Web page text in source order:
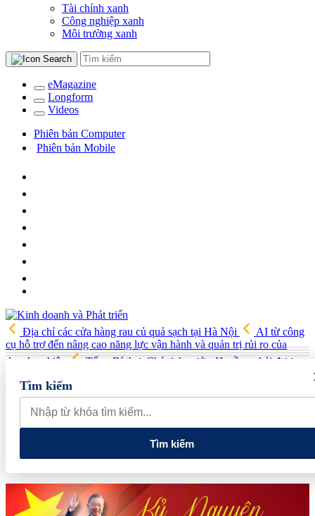
Tài chính xanh
Công nghiệp xanh
Môi trường xanh
eMagazine
Longform
Videos
Phiên bản Computer
Phiên bản Mobile
Địa chỉ các cửa hàng rau củ quả sạch tại Hà Nội
AI từ công
cụ hỗ trợ đến nâng cao năng lực vận hành và quản trị rủi ro của
doanh nghiệp
Tổng Bí thư, Chủ tịch nước: Hạ tầng phải được
chuẩn bị cho nền kinh tế tương lai
giảm sâu, E10 RON 95 còn 22.320 đồng/lít
Xây dựng khuôn
khổ pháp lý kiến tạo một thị trường bất động sản hiện đại
Tìm kiếm
Tìm kiếm